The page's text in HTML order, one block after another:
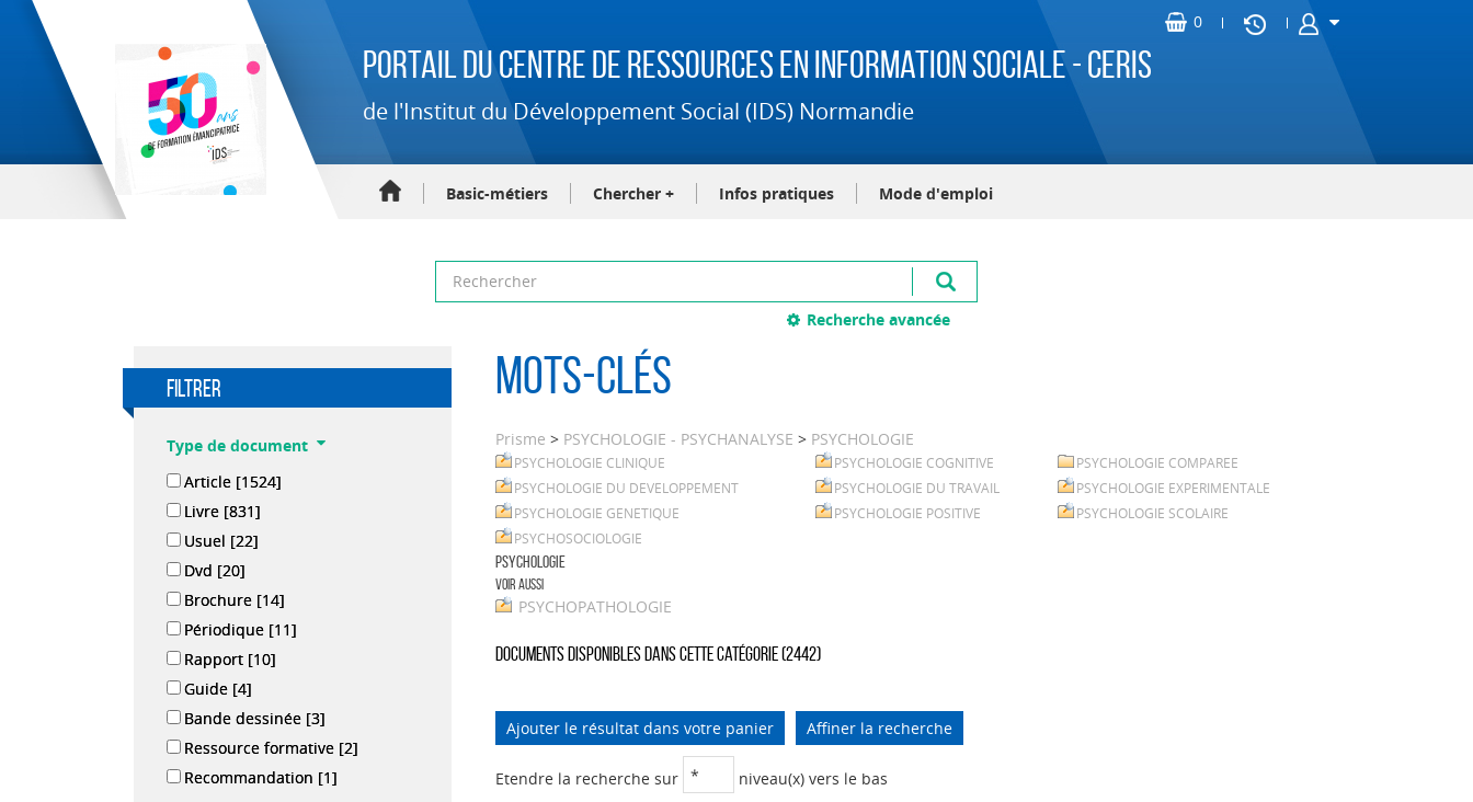
Portail du Centre de Ressources en Information Sociale - CERIS
de l'Institut du Développement Social (IDS) Normandie
Basic-métiers Chercher + Infos pratiques Mode d'emploi
Recherche avancée
filtrer
Type de document
Article [1524]
Livre [831]
Usuel [22]
Dvd [20]
Brochure [14]
Périodique [11]
Rapport [10]
Guide [4]
Bande dessinée [3]
Ressource formative [2]
Recommandation [1]
Mots-clés
Prisme > PSYCHOLOGIE - PSYCHANALYSE > PSYCHOLOGIE
PSYCHOLOGIE CLINIQUE PSYCHOLOGIE COGNITIVE
PSYCHOLOGIE COMPAREE
PSYCHOLOGIE DU DEVELOPPEMENT
PSYCHOLOGIE DU TRAVAIL
PSYCHOLOGIE EXPERIMENTALE
PSYCHOLOGIE GENETIQUE
PSYCHOLOGIE POSITIVE
PSYCHOLOGIE SCOLAIRE
PSYCHOSOCIOLOGIE
PSYCHOLOGIE
Voir aussi
PSYCHOPATHOLOGIE
Documents disponibles dans cette catégorie (2442)
Ajouter le résultat dans votre panier Affiner la recherche
Etendre la recherche sur niveau(x) vers le bas